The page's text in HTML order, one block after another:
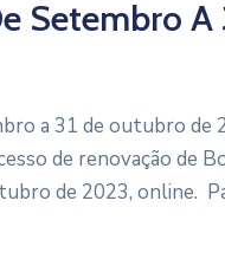
Setembro A
a 31 de outubro de
de renovação de
de 2023, online.